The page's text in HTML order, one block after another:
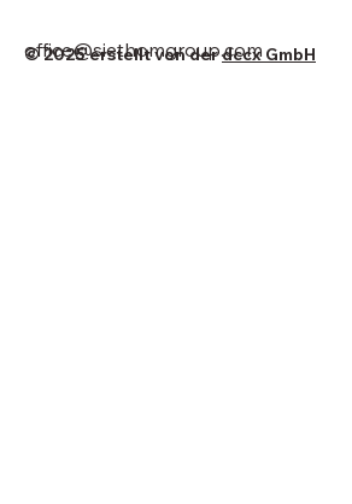
office@siethomgroup.com
© 2025 erstellt von derdccx GmbH